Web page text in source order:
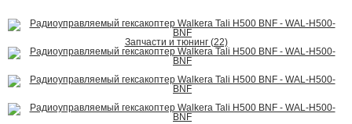
Запчасти и тюнинг (22)